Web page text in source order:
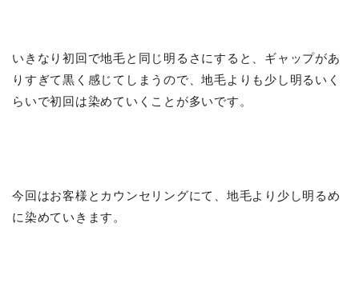
いきなり初回で地毛と同じ明るさにすると、ギャップがあ
りすぎて黒く感じてしまうので、地毛よりも少し明るいく
らいで初回は染めていくことが多いです。
今回はお客様とカウンセリングにて、地毛より少し明るめ
に染めていきます。